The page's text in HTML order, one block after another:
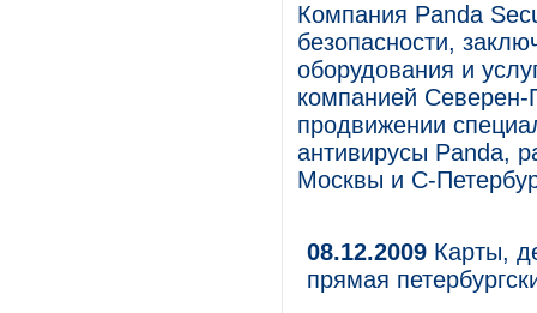
Компания Panda
безопасности,
оборудования и
компанией Северен-
продвижении
антивирусы Panda,
Москвы и С-
08.12.2009 Карты,
прямая